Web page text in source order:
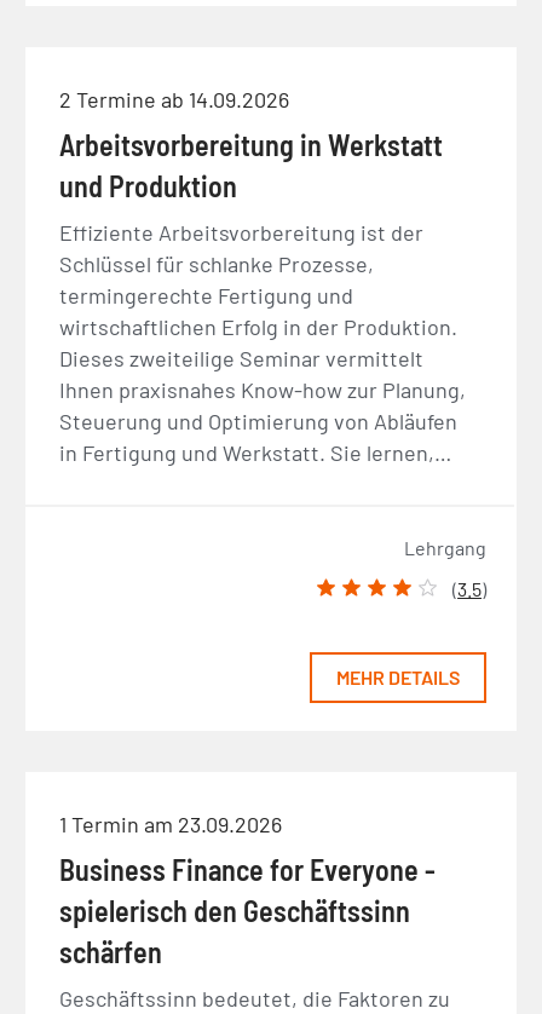
2 Termine ab 14.09.2026
Arbeitsvorbereitung in Werkstatt
und Produktion
Effiziente Arbeitsvorbereitung ist der
Schlüssel für schlanke Prozesse,
termingerechte Fertigung und
wirtschaftlichen Erfolg in der Produktion.
Dieses zweiteilige Seminar vermittelt
Ihnen praxisnahes Know-how zur Planung,
Steuerung und Optimierung von Abläufen
in Fertigung und Werkstatt. Sie lernen,…
Lehrgang
(3.5)
MEHR DETAILS
1 Termin am 23.09.2026
Business Finance for Everyone -
spielerisch den Geschäftssinn
schärfen
Geschäftssinn bedeutet, die Faktoren zu